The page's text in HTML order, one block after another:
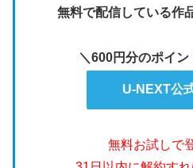
無料で配信している作
＼600円分のポイン
U-NEXT公
無料お試しで